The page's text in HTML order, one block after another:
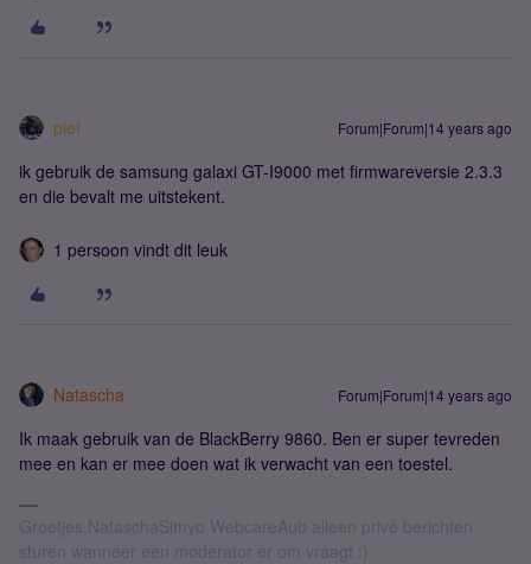
piet Forum|Forum|14 years ago
ik gebruik de samsung galaxi GT-I9000 met firmwareversie 2.3.3
en die bevalt me uitstekent.
1 persoon vindt dit leuk
Natascha Forum|Forum|14 years ago
Ik maak gebruik van de BlackBerry 9860. Ben er super tevreden
mee en kan er mee doen wat ik verwacht van een toestel.
Groetjes,NataschaSimyo WebcareAub alleen privé berichten
sturen wanneer een moderator er om vraagt :)